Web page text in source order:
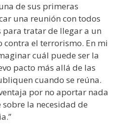
de sus primeras
una reunión con todos
tratar de llegar a un
contra el terrorismo. En mi
cuál puede ser la
pacto más allá de las
cuando se reúna.
por no aportar nada
la necesidad de